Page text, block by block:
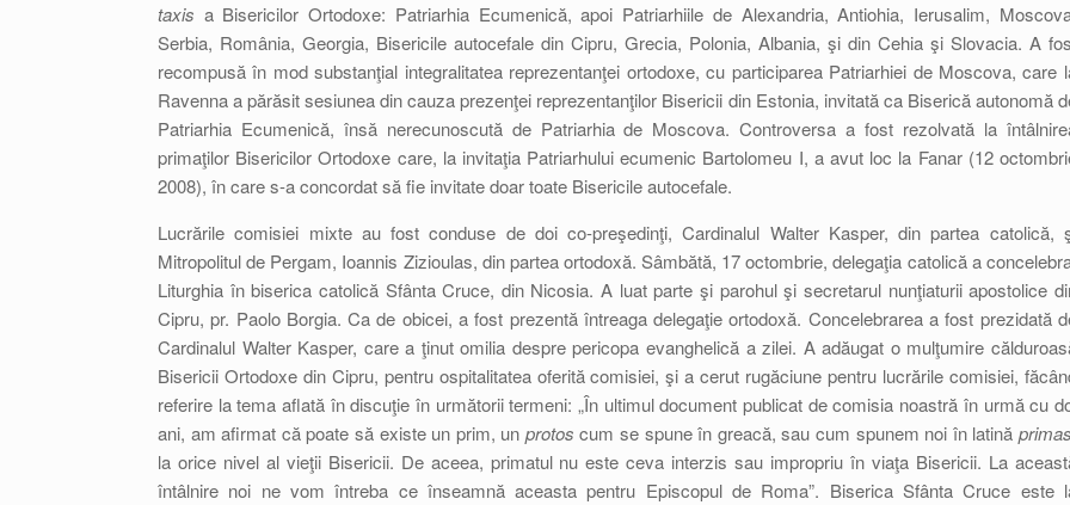
taxis a Bisericilor Ortodoxe: Patriarhia Ecumenică, apoi Patriarhiile de Alexandria, Antiohia, Ierusalim,
Serbia, România, Georgia, Bisericile autocefale din Cipru, Grecia, Polonia, Albania, şi din Cehia şi Slovacia. A
recompusă în mod substanţial integralitatea reprezentanţei ortodoxe, cu participarea Patriarhiei de Moscova, care
Ravenna a părăsit sesiunea din cauza prezenţei reprezentanţilor Bisericii din Estonia, invitată ca Biserică autonomă
Patriarhia Ecumenică, însă nerecunoscută de Patriarhia de Moscova. Controversa a fost rezolvată la
primaţilor Bisericilor Ortodoxe care, la invitaţia Patriarhului ecumenic Bartolomeu I, a avut loc la Fanar (12
2008), în care s-a concordat să fie invitate doar toate Bisericile autocefale.
Lucrările comisiei mixte au fost conduse de doi co-preşedinţi, Cardinalul Walter Kasper, din partea catolică,
Mitropolitul de Pergam, Ioannis Zizioulas, din partea ortodoxă. Sâmbătă, 17 octombrie, delegaţia catolică a
Liturghia în biserica catolică Sfânta Cruce, din Nicosia. A luat parte şi parohul şi secretarul nunţiaturii apostolice
Cipru, pr. Paolo Borgia. Ca de obicei, a fost prezentă întreaga delegaţie ortodoxă. Concelebrarea a fost prezidată
Cardinalul Walter Kasper, care a ţinut omilia despre pericopa evanghelică a zilei. A adăugat o mulţumire
Bisericii Ortodoxe din Cipru, pentru ospitalitatea oferită comisiei, şi a cerut rugăciune pentru lucrările comisiei,
referire la tema aflată în discuţie în următorii termeni: „În ultimul document publicat de comisia noastră în urmă cu
ani, am afirmat că poate să existe un prim, un protos cum se spune în greacă, sau cum spunem noi în latină primas
la orice nivel al vieţii Bisericii. De aceea, primatul nu este ceva interzis sau impropriu în viaţa Bisericii. La
întâlnire noi ne vom întreba ce înseamnă aceasta pentru Episcopul de Roma”. Biserica Sfânta Cruce este